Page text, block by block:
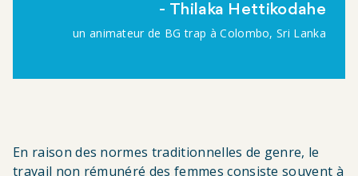
Thilaka Hettikodahe
un animateur de BG trap à Colombo, Sri Lanka
En raison des normes traditionnelles de genre, le
travail non rémunéré des femmes consiste souvent à